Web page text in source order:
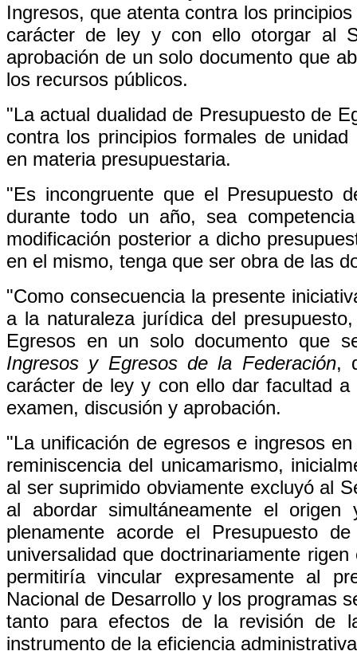
Ingresos, que atenta contra los
carácter de ley y con ello otorgar al
aprobación de un solo documento que
los recursos públicos.
"La actual dualidad de Presupuesto de
contra los principios formales de
en materia presupuestaria.
"Es incongruente que el Presupuesto
durante todo un año, sea
modificación posterior a dicho
en el mismo, tenga que ser obra de las
"Como consecuencia la presente
a la naturaleza jurídica del
Egresos en un solo documento que
Ingresos y Egresos de la Federación,
carácter de ley y con ello dar facultad
examen, discusión y aprobación.
"La unificación de egresos e ingresos
reminiscencia del unicamarismo,
al ser suprimido obviamente excluyó al
al abordar simultáneamente el
plenamente acorde el Presupuesto
universalidad que doctrinariamente
permitiría vincular expresamente al
Nacional de Desarrollo y los programas
tanto para efectos de la revisión de
instrumento de la eficiencia